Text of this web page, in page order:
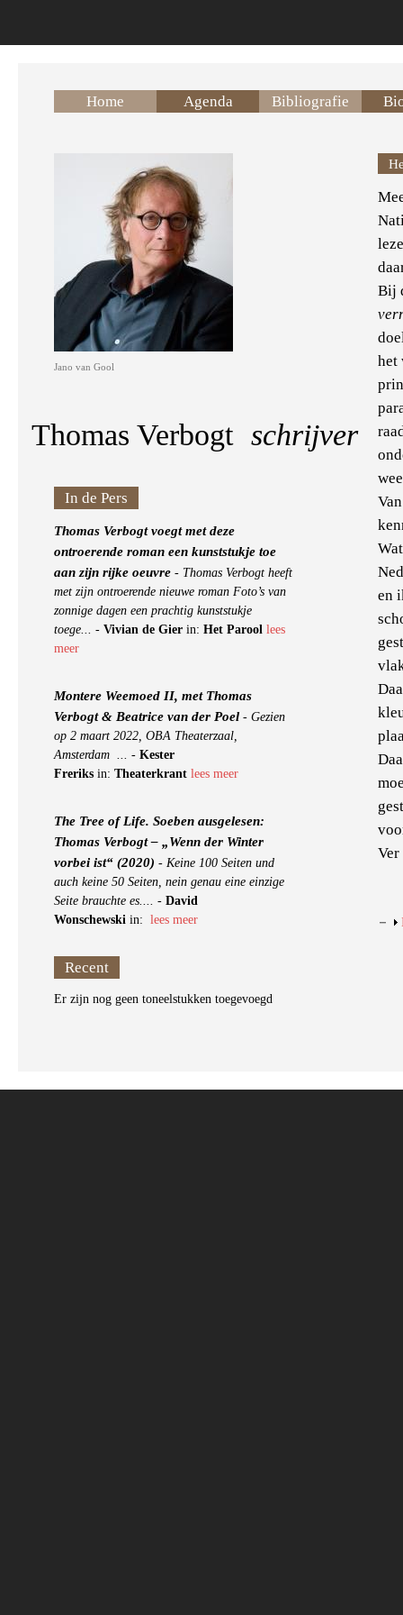
Home Agenda Bibliografie
Jano van Gool
Thomas Verbogt schrijver
In de Pers
Thomas Verbogt voegt met deze
ontroerende roman een kunststukje toe
aan zijn rijke oeuvre - Thomas Verbogt heeft
met zijn ontroerende nieuwe roman Foto’s van
zonnige dagen een prachtig kunststukje
toege... - Vivian de Gier in: Het Parool lees
meer
Montere Weemoed II, met Thomas
Verbogt & Beatrice van der Poel - Gezien
op 2 maart 2022, OBA Theaterzaal,
Amsterdam ... - Kester
Freriks in: Theaterkrant lees meer
The Tree of Life. Soeben ausgelesen:
Thomas Verbogt – „Wenn der Winter
vorbei ist“ (2020) - Keine 100 Seiten und
auch keine 50 Seiten, nein genau eine einzige
Seite brauchte es.... - David
Wonschewski in: lees meer
Recent
Er zijn nog geen toneelstukken toegevoegd
Bij
het
en